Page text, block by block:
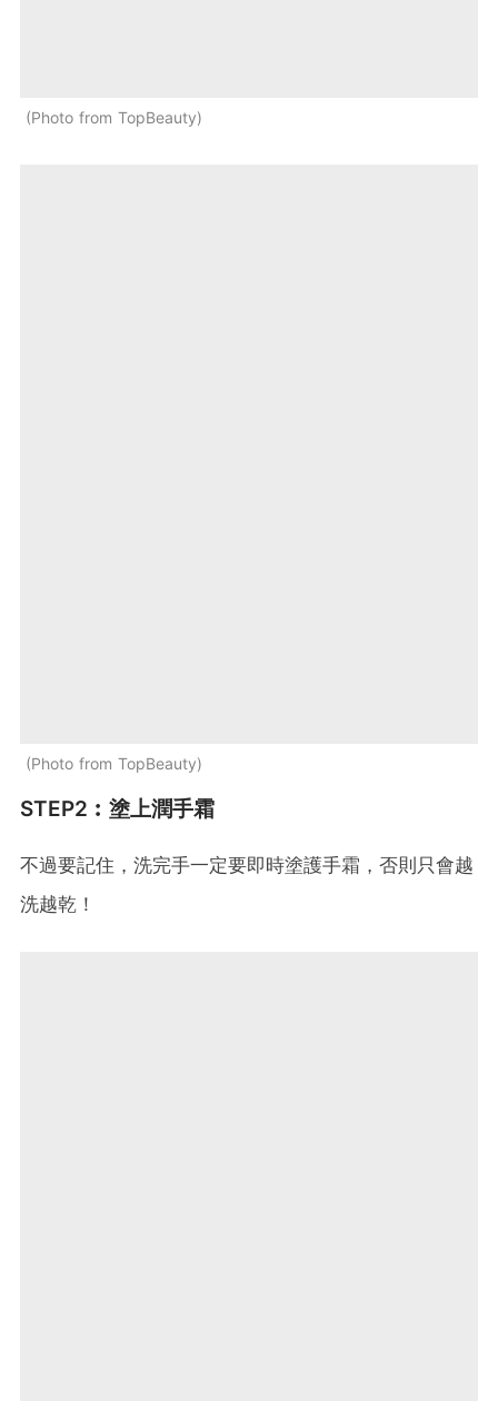
Photo from TopBeauty
Photo from TopBeauty
STEP2︰塗上潤手霜
不過要記住，洗完手一定要即時塗護手霜，否則只會越
洗越乾！